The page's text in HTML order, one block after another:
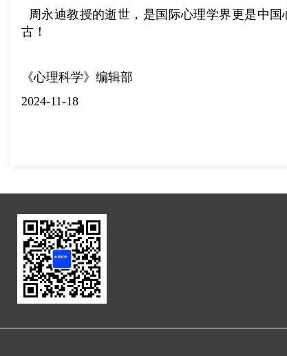
周永迪教授的逝世，是国际心理学界更是中
古！
《心理科学》编辑部
2024-11-18